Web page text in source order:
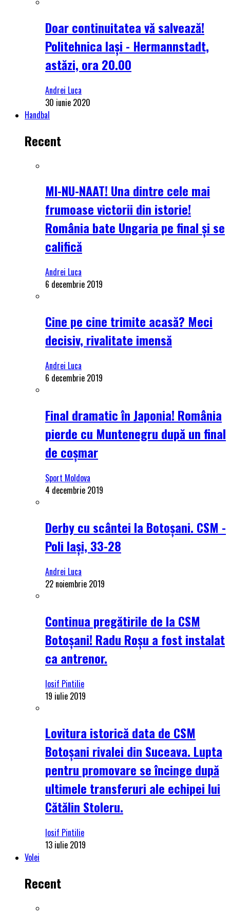
Doar continuitatea vă salvează!
Politehnica Iași - Hermannstadt,
astăzi, ora 20.00
Andrei Luca
30 iunie 2020
Handbal
Recent
MI-NU-NAAT! Una dintre cele mai
frumoase victorii din istorie!
România bate Ungaria pe final și se
califică
Andrei Luca
6 decembrie 2019
Cine pe cine trimite acasă? Meci
decisiv, rivalitate imensă
Andrei Luca
6 decembrie 2019
Final dramatic în Japonia! România
pierde cu Muntenegru după un final
de coșmar
Sport Moldova
4 decembrie 2019
Derby cu scântei la Botoșani. CSM -
Poli Iași, 33-28
Andrei Luca
22 noiembrie 2019
Continua pregătirile de la CSM
Botoșani! Radu Roșu a fost instalat
ca antrenor.
Iosif Pintilie
19 iulie 2019
Lovitura istorică data de CSM
Botoșani rivalei din Suceava. Lupta
pentru promovare se încinge după
ultimele transferuri ale echipei lui
Cătălin Stoleru.
Iosif Pintilie
13 iulie 2019
Volei
Recent